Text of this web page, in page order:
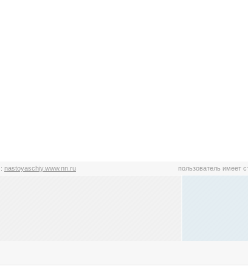
: nastoyaschiy.www.nn.ru пользователь имеет